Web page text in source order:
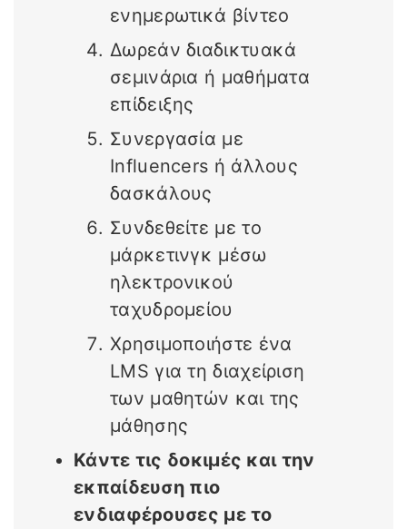
ενημερωτικά βίντεο
Δωρεάν διαδικτυακά
σεμινάρια ή μαθήματα
επίδειξης
Συνεργασία με
Influencers ή άλλους
δασκάλους
Συνδεθείτε με το
μάρκετινγκ μέσω
ηλεκτρονικού
ταχυδρομείου
Χρησιμοποιήστε ένα
LMS για τη διαχείριση
των μαθητών και της
μάθησης
Κάντε τις δοκιμές και την
εκπαίδευση πιο
ενδιαφέρουσες με το